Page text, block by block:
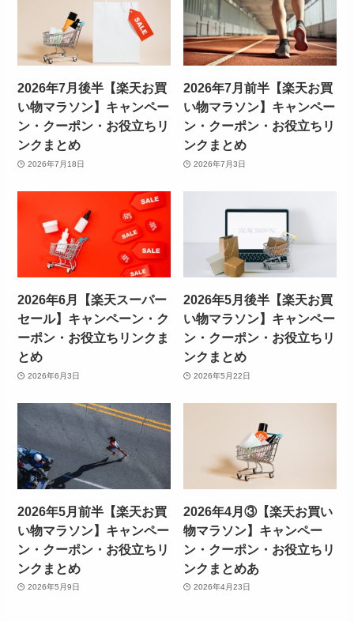
2026年7月後半【楽天お買
い物マラソン】キャンペー
ン・クーポン・お役立ちリ
ンクまとめ
2026年7月18日
2026年7月前半【楽天お買
い物マラソン】キャンペー
ン・クーポン・お役立ちリ
ンクまとめ
2026年7月3日
2026年6月【楽天スーパー
セール】キャンペーン・ク
ーポン・お役立ちリンクま
とめ
2026年6月3日
2026年5月後半【楽天お買
い物マラソン】キャンペー
ン・クーポン・お役立ちリ
ンクまとめ
2026年5月22日
2026年5月前半【楽天お買
い物マラソン】キャンペー
ン・クーポン・お役立ちリ
ンクまとめ
2026年5月9日
2026年4月③【楽天お買い
物マラソン】キャンペー
ン・クーポン・お役立ちリ
ンクまとめあ
2026年4月23日